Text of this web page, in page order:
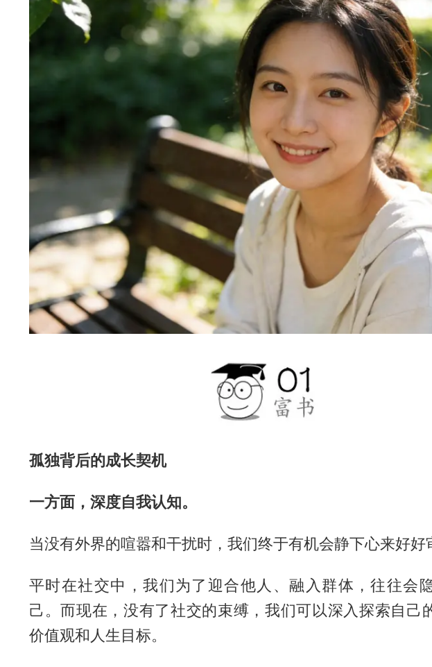
孤独背后的成长契机
一方面，深度自我认知。
当没有外界的喧嚣和干扰时，我们终于有机会静下心来好好
平时在社交中，我们为了迎合他人、融入群体，往往会
己。而现在，没有了社交的束缚，我们可以深入探索自己
价值观和人生目标。